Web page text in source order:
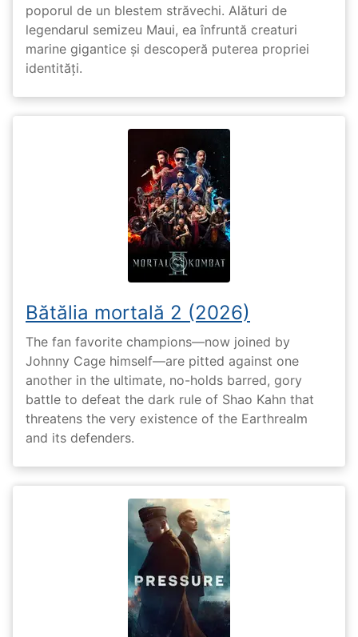
poporul de un blestem străvechi. Alături de
legendarul semizeu Maui, ea înfruntă creaturi
marine gigantice și descoperă puterea propriei
identități.
Bătălia mortală 2 (2026)
The fan favorite champions—now joined by
Johnny Cage himself—are pitted against one
another in the ultimate, no-holds barred, gory
battle to defeat the dark rule of Shao Kahn that
threatens the very existence of the Earthrealm
and its defenders.